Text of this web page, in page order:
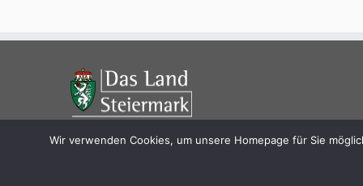
Wir verwenden Cookies, um unsere Homepage für Sie